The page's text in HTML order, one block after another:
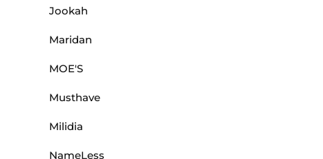
Jookah
Maridan
MOE'S
Musthave
Milidia
NameLess